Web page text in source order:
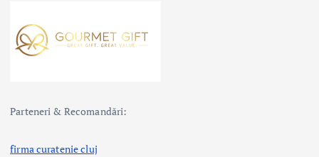
Parteneri & Recomandări:
firma curatenie cluj